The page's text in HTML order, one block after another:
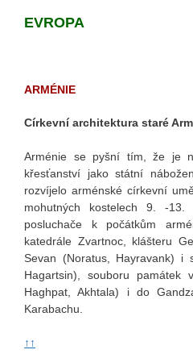
EVROPA
ARMÉNIE
Církevní architektura staré
Arménie se pyšní tím, že je
křesťanství jako státní
rozvíjelo arménské církevní
mohutných kostelech 9. -13.
posluchače k počátkům
katedrále Zvartnoc, klášteru
Sevan (Noratus, Hayravank) i
Hagartsin), souboru památek
Haghpat, Akhtala) i do
Karabachu.
↑↑